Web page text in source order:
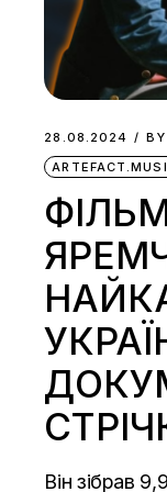
28.08.2024 BY
Він зібрав